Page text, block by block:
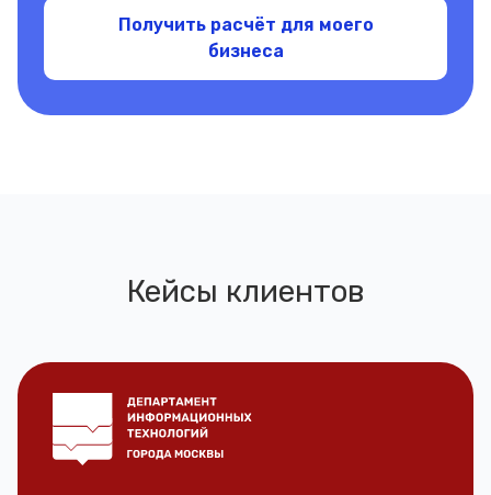
Получить расчёт для моего
бизнеса
Кейсы клиентов